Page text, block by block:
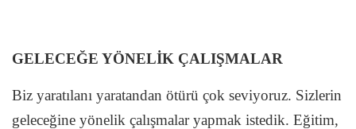
GELECEĞE YÖNELİK ÇALIŞMALAR
Biz yaratılanı yaratandan ötürü çok seviyoruz. Sizlerin
geleceğine yönelik çalışmalar yapmak istedik. Eğitim,